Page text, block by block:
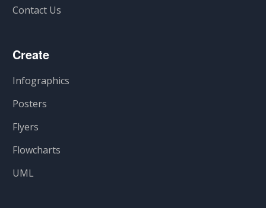
Contact Us
Create
Infographics
Posters
Flyers
Flowcharts
UML